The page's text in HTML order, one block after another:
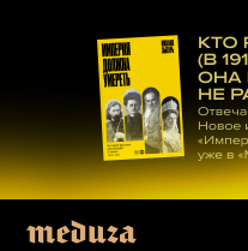
материалам